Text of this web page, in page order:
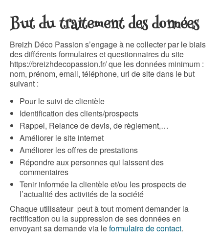
But du traitement des données
Breizh Déco Passion s’engage à ne collecter par le biais
des différents formulaires et questionnaires du site
https://breizhdecopassion.fr/ que les données minimum :
nom, prénom, email, téléphone, url de site dans le but
suivant :
Pour le suivi de clientèle
Identification des clients/prospects
Rappel, Relance de devis, de règlement,…
Améliorer le site internet
Améliorer les offres de prestations
Répondre aux personnes qui laissent des
commentaires
Tenir informée la clientèle et/ou les prospects de
l’actualité des activités de la société
Chaque utilisateur peut à tout moment demander la
rectification ou la suppression de ses données en
envoyant sa demande via leformulaire de contact.